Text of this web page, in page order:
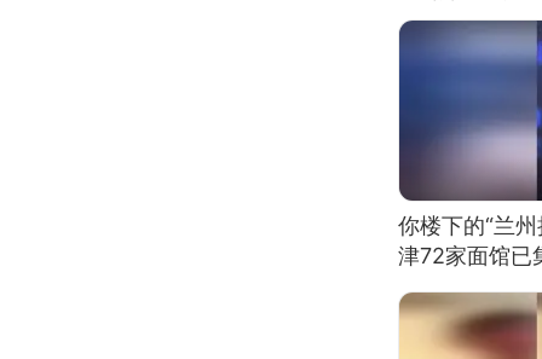
你楼下的“兰
津72家面馆已